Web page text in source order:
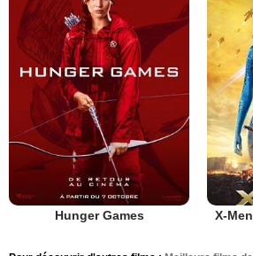
Hunger Games X-